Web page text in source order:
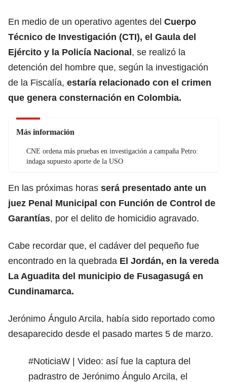
En medio de un operativo agentes del Cuerpo
Técnico de Investigación (CTI), el Gaula del
Ejército y la Policía Nacional, se realizó la
detención del hombre que, según la investigación
de la Fiscalía, estaría relacionado con el crimen
que genera consternación en Colombia.
Más información
CNE ordena más pruebas en investigación a campaña Petro:
indaga supuesto aporte de la USO
En las próximas horas será presentado ante un
juez Penal Municipal con Función de Control de
Garantías, por el delito de homicidio agravado.
Cabe recordar que, el cadáver del pequeño fue
encontrado en la quebrada El Jordán, en la vereda
La Aguadita del municipio de Fusagasugá en
Cundinamarca.
Jerónimo Ángulo Arcila, había sido reportado como
desaparecido desde el pasado martes 5 de marzo.
#NoticiaW | Video: así fue la captura del
padrastro de Jerónimo Ángulo Arcila, el